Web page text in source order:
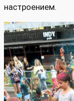
настроением.